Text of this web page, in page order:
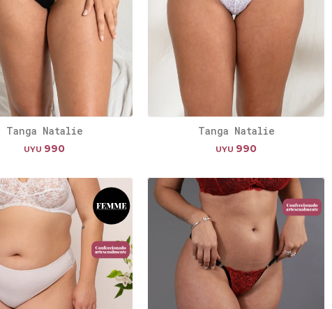
Tanga Natalie
UYU 990
Tanga Natalie
UYU 990